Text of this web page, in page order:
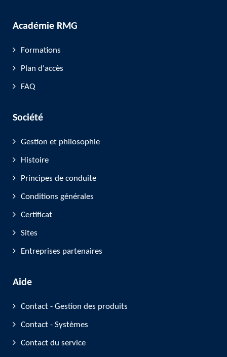
Académie RMG
Formations
Plan d'accès
FAQ
Société
Gestion et philosophie
Histoire
Principes de conduite
Conditions générales
Certificat
Sites
Entreprises partenaires
Aide
Contact - Gestion des produits
Contact - Systèmes
Contact du service